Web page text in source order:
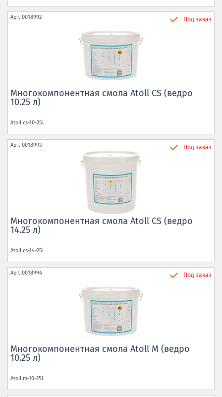
Арт. 0018992 Под заказ
Многокомпонентная смола Atoll CS (ведро
10.25 л)
Atoll cs-10-25l
Арт. 0018993 Под заказ
Многокомпонентная смола Atoll CS (ведро
14.25 л)
Atoll cs-14-25l
Арт. 0018994 Под заказ
Многокомпонентная смола Atoll M (ведро
10.25 л)
Atoll m-10-25l